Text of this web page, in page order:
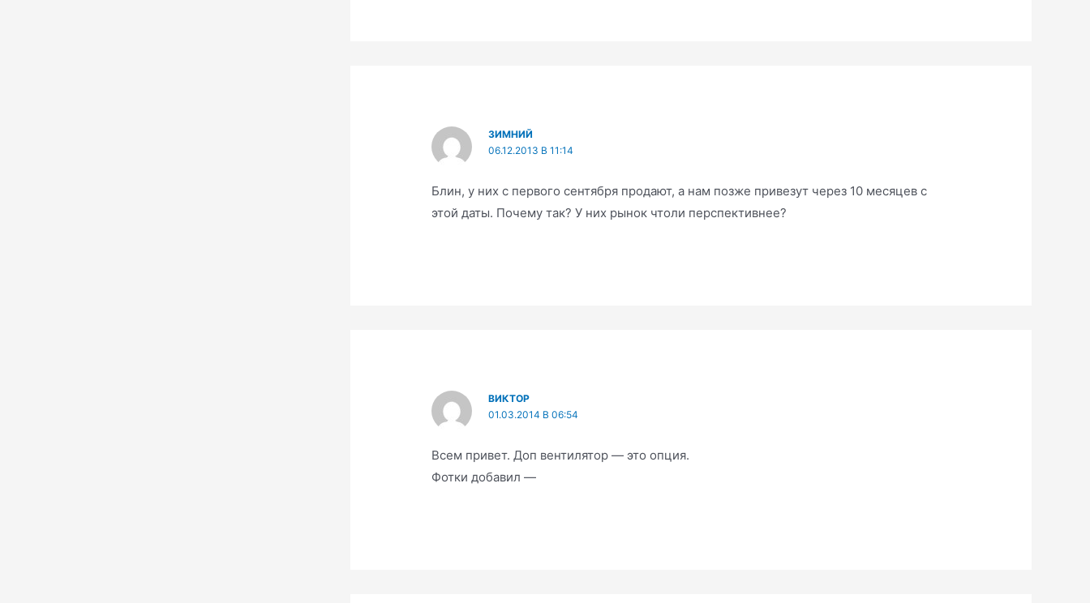
ЗИМНИЙ
06.12.2013 В 11:14
Блин, у них с первого сентября продают, а нам позже привезут через 10 месяцев с
этой даты. Почему так? У них рынок чтоли перспективнее?
ВИКТОР
01.03.2014 В 06:54
Всем привет. Доп вентилятор — это опция.
Фотки добавил —